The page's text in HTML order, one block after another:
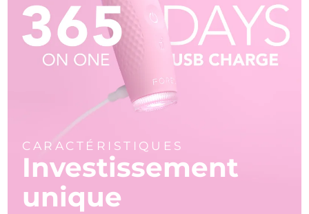
CARACTÉRISTIQUES
Investissement
unique